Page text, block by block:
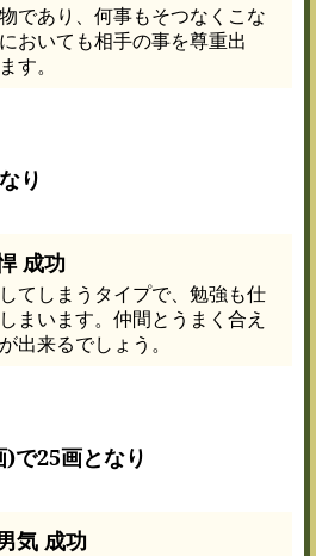
であり、何事もそつなくこな
おいても相手の事を尊重出
す。
り
成功
てしまうタイプで、勉強も仕
まいます。仲間とうまく合え
出来るでしょう。
で25画となり
気 成功